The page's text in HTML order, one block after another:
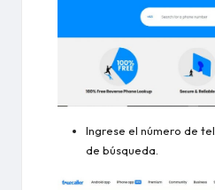
Ingrese el número de
de búsqueda.